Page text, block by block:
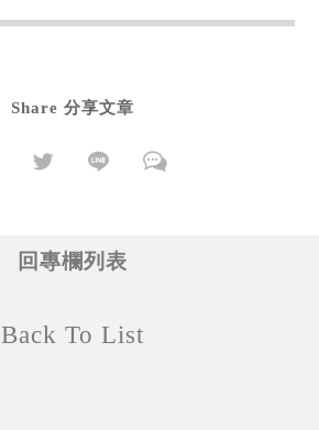
Share 分享文章
回專欄列表
Back To List